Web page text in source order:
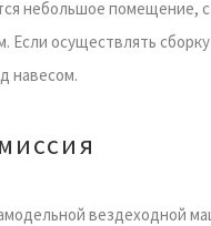
небольшое помещение, с
осуществлять сборку
навесом.
вездеходной